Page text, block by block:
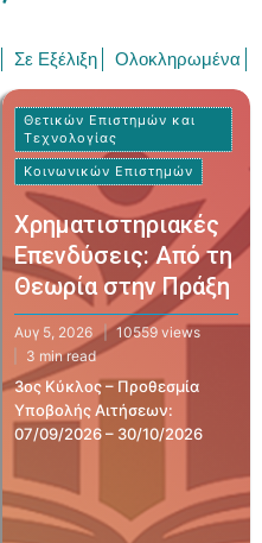
Κανονισμός
Κέντρου
Τεχνολογίας
Χειμερινού
ΚΕΔΙΒΙΜ
–
Επιμόρφωσης
Σε Εξέλιξη Ολοκληρωμένα
Θετικών Επιστημών και
Τεχνολογίας
Κοινωνικών Επιστημών
Χρηματιστηριακές
Επενδύσεις: Από τη
Θεωρία στην Πράξη
Αυγ 5, 2026
10559 views
3 min read
3ος Κύκλος – Προθεσμία
Υποβολής Αιτήσεων:
07/09/2026 – 30/10/2026